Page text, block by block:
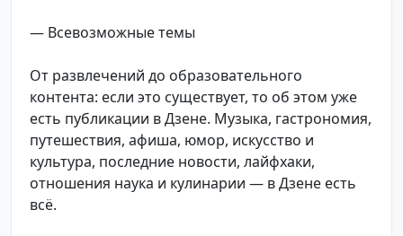
— Всевозможные темы
От развлечений до образовательного
контента: если это существует, то об этом уже
есть публикации в Дзене. Музыка, гастрономия,
путешествия, афиша, юмор, искусство и
культура, последние новости, лайфхаки,
отношения наука и кулинарии — в Дзене есть
всё.